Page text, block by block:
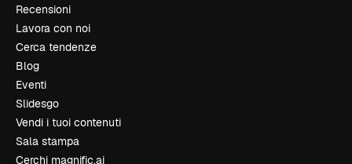
Recensioni
Lavora con noi
Cerca tendenze
Blog
Eventi
Slidesgo
Vendi i tuoi contenuti
Sala stampa
Cerchi magnific.ai